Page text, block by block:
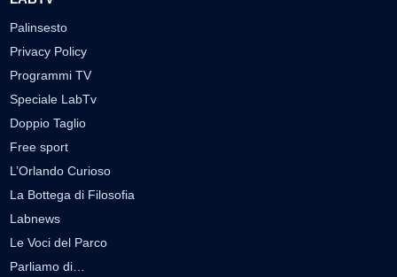
Palinsesto
Privacy Policy
Programmi TV
Speciale LabTv
Doppio Taglio
Free sport
L’Orlando Curioso
La Bottega di Filosofia
Labnews
Le Voci del Parco
Parliamo di…